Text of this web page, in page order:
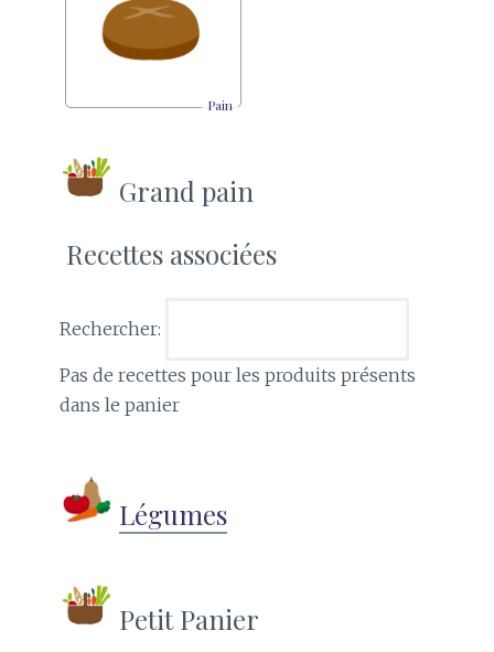
Pain
Grand pain
Recettes associées
Rechercher:
Pas de recettes pour les produits présents
dans le panier
Légumes
Petit Panier